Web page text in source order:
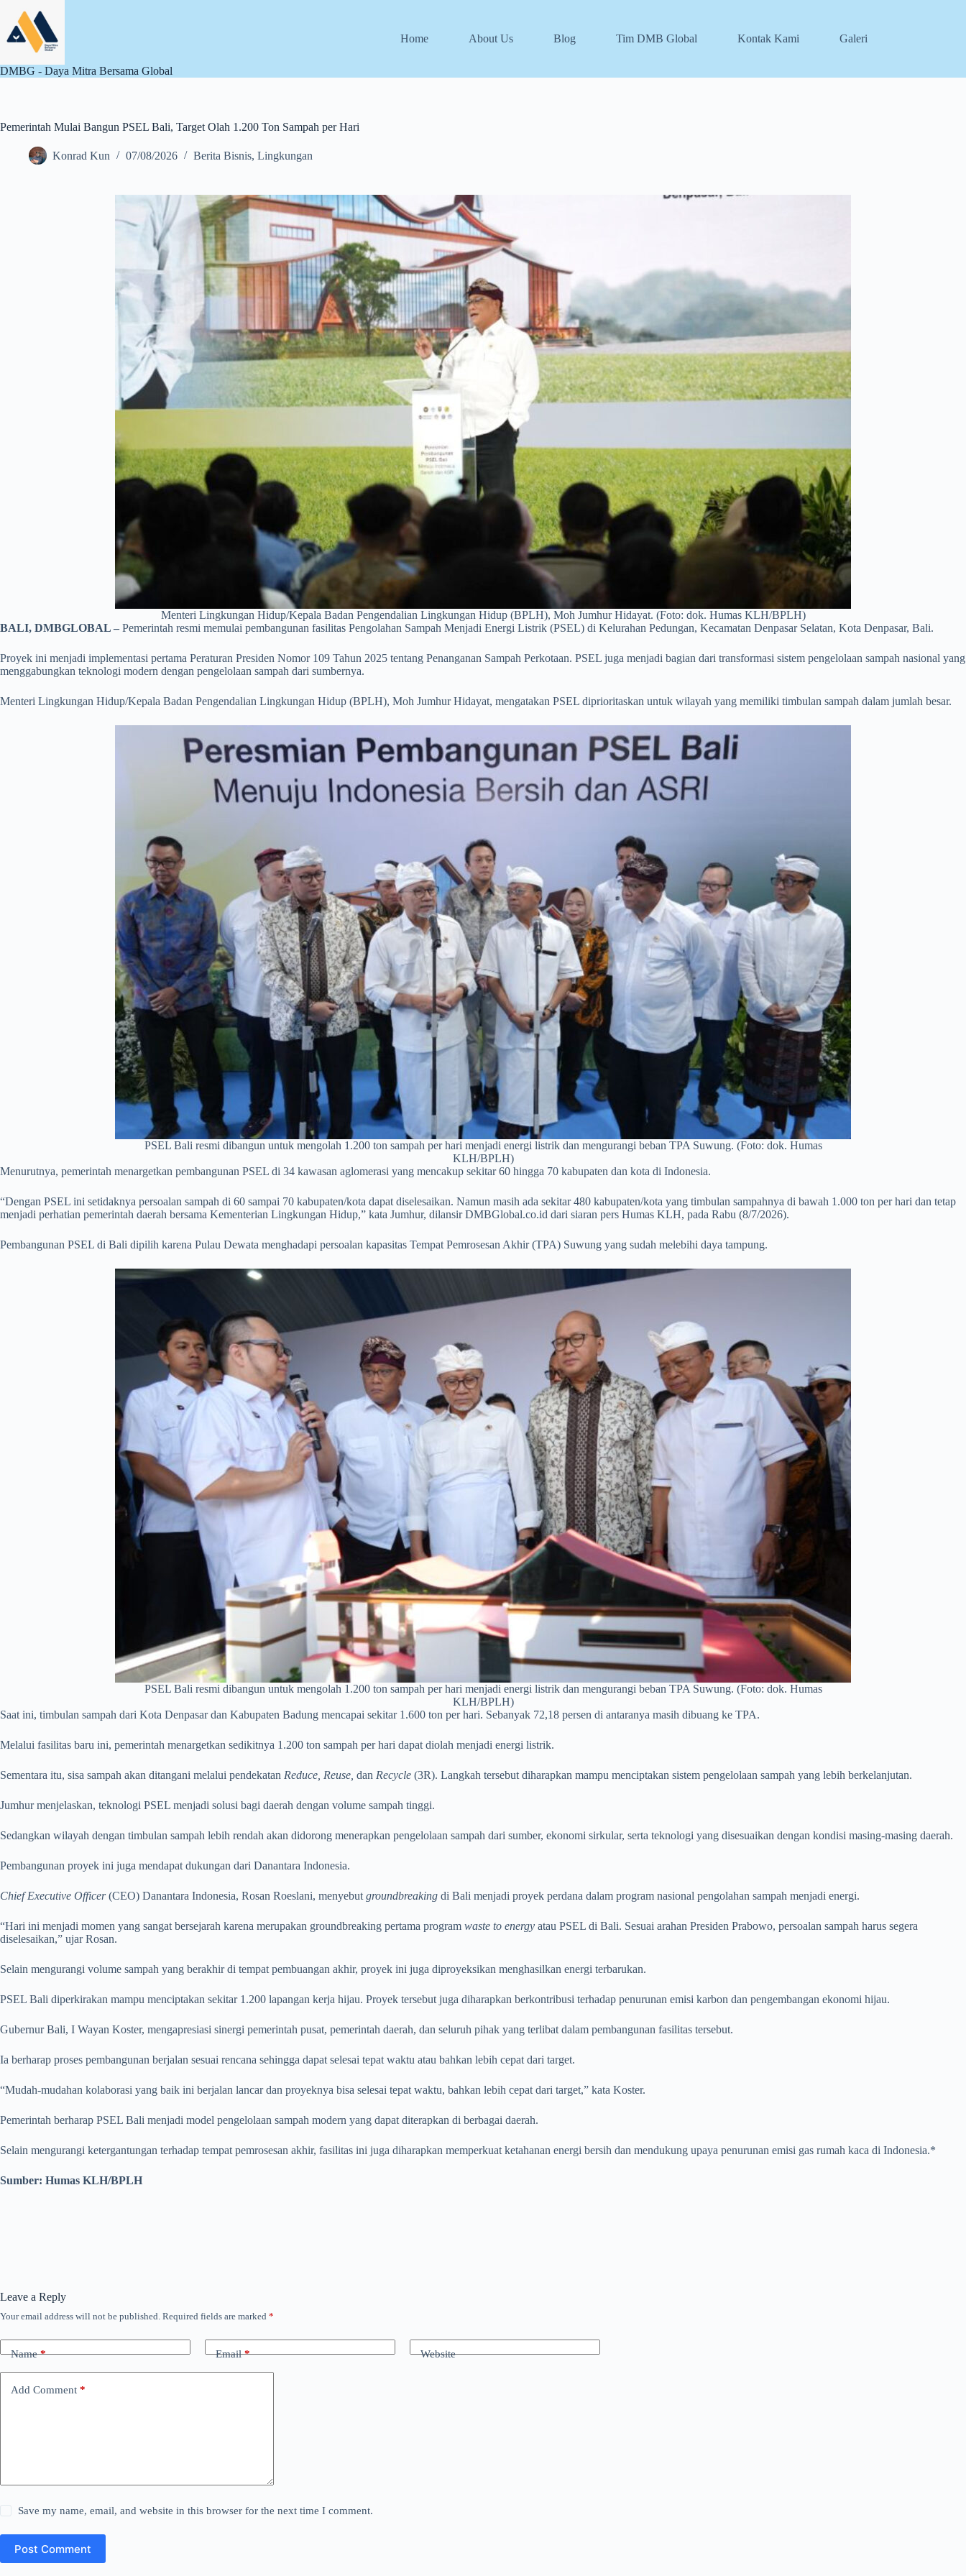
content
DMBG - Daya Mitra Bersama Global
Home About Us Blog Tim DMB Global Kontak Kami Galeri
Pemerintah Mulai Bangun PSEL Bali, Target Olah 1.200 Ton Sampah per Hari
Konrad Kun 07/08/2026 Berita Bisnis, Lingkungan
Menteri Lingkungan Hidup/Kepala Badan Pengendalian Lingkungan Hidup (BPLH), Moh Jumhur Hidayat. (Foto: dok. Humas KLH/BPLH)
BALI, DMBGLOBAL – Pemerintah resmi memulai pembangunan fasilitas Pengolahan Sampah Menjadi Energi Listrik (PSEL) di Kelurahan Pedungan, Kecamatan Denpasar Selatan, Kota Denpasar, Bali.
Proyek ini menjadi implementasi pertama Peraturan Presiden Nomor 109 Tahun 2025 tentang Penanganan Sampah Perkotaan. PSEL juga menjadi bagian dari transformasi sistem pengelolaan sampah nasional yang
menggabungkan teknologi modern dengan pengelolaan sampah dari sumbernya.
Menteri Lingkungan Hidup/Kepala Badan Pengendalian Lingkungan Hidup (BPLH), Moh Jumhur Hidayat, mengatakan PSEL diprioritaskan untuk wilayah yang memiliki timbulan sampah dalam jumlah besar.
PSEL Bali resmi dibangun untuk mengolah 1.200 ton sampah per hari menjadi energi listrik dan mengurangi beban TPA Suwung. (Foto: dok. Humas
KLH/BPLH)
Menurutnya, pemerintah menargetkan pembangunan PSEL di 34 kawasan aglomerasi yang mencakup sekitar 60 hingga 70 kabupaten dan kota di Indonesia.
“Dengan PSEL ini setidaknya persoalan sampah di 60 sampai 70 kabupaten/kota dapat diselesaikan. Namun masih ada sekitar 480 kabupaten/kota yang timbulan sampahnya di bawah 1.000 ton per hari dan tetap
menjadi perhatian pemerintah daerah bersama Kementerian Lingkungan Hidup,” kata Jumhur, dilansir DMBGlobal.co.id dari siaran pers Humas KLH, pada Rabu (8/7/2026).
Pembangunan PSEL di Bali dipilih karena Pulau Dewata menghadapi persoalan kapasitas Tempat Pemrosesan Akhir (TPA) Suwung yang sudah melebihi daya tampung.
PSEL Bali resmi dibangun untuk mengolah 1.200 ton sampah per hari menjadi energi listrik dan mengurangi beban TPA Suwung. (Foto: dok. Humas
KLH/BPLH)
Saat ini, timbulan sampah dari Kota Denpasar dan Kabupaten Badung mencapai sekitar 1.600 ton per hari. Sebanyak 72,18 persen di antaranya masih dibuang ke TPA.
Melalui fasilitas baru ini, pemerintah menargetkan sedikitnya 1.200 ton sampah per hari dapat diolah menjadi energi listrik.
Sementara itu, sisa sampah akan ditangani melalui pendekatan Reduce, Reuse, dan Recycle (3R). Langkah tersebut diharapkan mampu menciptakan sistem pengelolaan sampah yang lebih berkelanjutan.
Jumhur menjelaskan, teknologi PSEL menjadi solusi bagi daerah dengan volume sampah tinggi.
Sedangkan wilayah dengan timbulan sampah lebih rendah akan didorong menerapkan pengelolaan sampah dari sumber, ekonomi sirkular, serta teknologi yang disesuaikan dengan kondisi masing-masing daerah.
Pembangunan proyek ini juga mendapat dukungan dari Danantara Indonesia.
Chief Executive Officer(CEO) Danantara Indonesia, Rosan Roeslani, menyebut groundbreaking di Bali menjadi proyek perdana dalam program nasional pengolahan sampah menjadi energi.
“Hari ini menjadi momen yang sangat bersejarah karena merupakan groundbreaking pertama program waste to energy atau PSEL di Bali. Sesuai arahan Presiden Prabowo, persoalan sampah harus segera
diselesaikan,” ujar Rosan.
Selain mengurangi volume sampah yang berakhir di tempat pembuangan akhir, proyek ini juga diproyeksikan menghasilkan energi terbarukan.
PSEL Bali diperkirakan mampu menciptakan sekitar 1.200 lapangan kerja hijau. Proyek tersebut juga diharapkan berkontribusi terhadap penurunan emisi karbon dan pengembangan ekonomi hijau.
Gubernur Bali, I Wayan Koster, mengapresiasi sinergi pemerintah pusat, pemerintah daerah, dan seluruh pihak yang terlibat dalam pembangunan fasilitas tersebut.
Ia berharap proses pembangunan berjalan sesuai rencana sehingga dapat selesai tepat waktu atau bahkan lebih cepat dari target.
“Mudah-mudahan kolaborasi yang baik ini berjalan lancar dan proyeknya bisa selesai tepat waktu, bahkan lebih cepat dari target,” kata Koster.
Pemerintah berharap PSEL Bali menjadi model pengelolaan sampah modern yang dapat diterapkan di berbagai daerah.
Selain mengurangi ketergantungan terhadap tempat pemrosesan akhir, fasilitas ini juga diharapkan memperkuat ketahanan energi bersih dan mendukung upaya penurunan emisi gas rumah kaca di Indonesia.*
Sumber: Humas KLH/BPLH
Leave a Reply
Your email address will not be published. Required fields are marked *
Name* Email* Website
Add Comment *
Save my name, email, and website in this browser for the next time I comment.
Post Comment